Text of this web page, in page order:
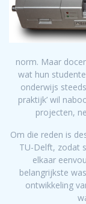
norm. Maar
wat hun
onderwijs
praktijk’ wil
projecten,
Om die reden is
TU-Delft, zodat
elkaar
belangrijkste
ontwikkeling